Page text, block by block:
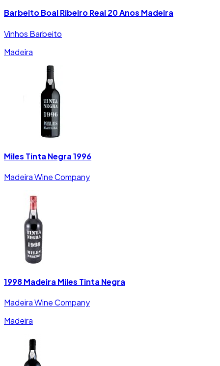
Barbeito Boal Ribeiro Real 20 Anos Madeira
Vinhos Barbeito
Madeira
Miles Tinta Negra 1996
Madeira Wine Company
1998 Madeira Miles Tinta Negra
Madeira Wine Company
Madeira